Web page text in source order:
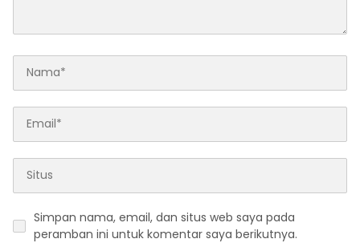
Simpan nama, email, dan situs web saya pada
peramban ini untuk komentar saya berikutnya.